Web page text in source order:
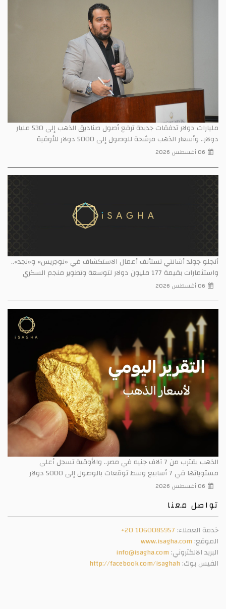
مليارات دولار تدفقات جديدة ترفع أصول صناديق الذهب إلى 530 مليار
دولار.. وأسعار الذهب مرشحة للوصول إلى 5000 دولار للأوقية
06 أغسطس 2026
أنجلو جولد أشانتي تستأنف أعمال الاستكشاف في «نوجريس» و«نجد»..
واستثمارات بقيمة 177 مليون دولار لتوسعة وتطوير منجم السكري
06 أغسطس 2026
الذهب يقترب من 7 آلاف جنيه في مصر.. والأوقية تسجل أعلى
مستوياتها في 7 أسابيع وسط توقعات بالوصول إلى 5000 دولار
06 أغسطس 2026
تواصل معنا
خدمة العملاء: +20 1060085957
الموقع: www.isagha.com
البريد الالكتروني: info@isagha.com
الفيس بوك: http://facebook.com/isaghah